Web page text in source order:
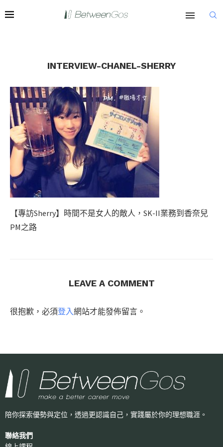
INTERVIEW-CHANEL-SHERRY
【專訪Sherry】時間不是女人的敵人，SK-II業務到香奈兒
PM之路
LEAVE A COMMENT
很抱歉，必須登入網站才能發佈留言。
陪你探索優勢與定位，透過更認識自己， 實踐屬於你的理想職涯。
聯絡我們